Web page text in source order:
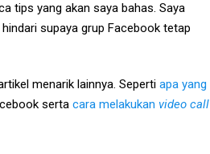
tips yang akan saya bahas. Saya
supaya grup Facebook tetap
menarik lainnya. Seperti apa yang
serta cara melakukan video call